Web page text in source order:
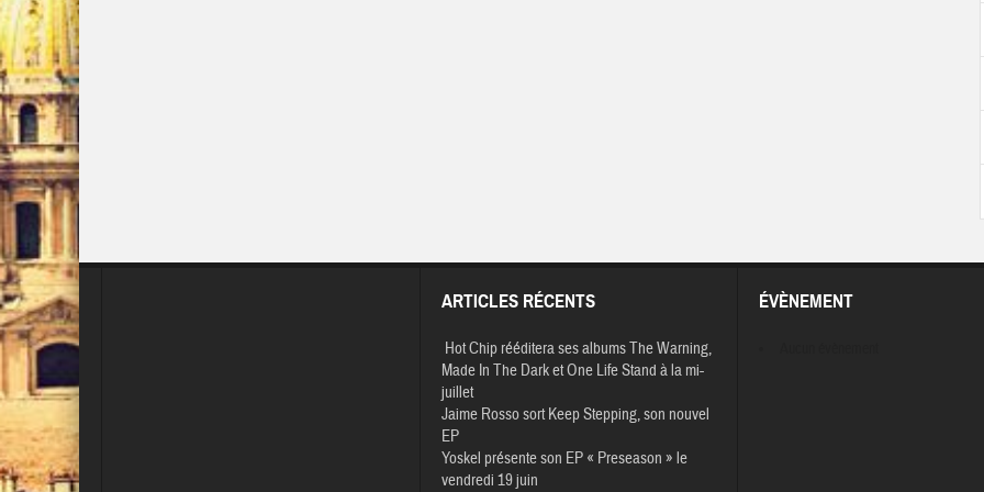
ARTICLES RÉCENTS
Hot Chip rééditera ses albums The Warning,
Made In The Dark et One Life Stand à la mi-
juillet
Jaime Rosso sort Keep Stepping, son nouvel
EP
Yoskel présente son EP « Preseason » le
vendredi 19 juin
ÉVÈNEMENT